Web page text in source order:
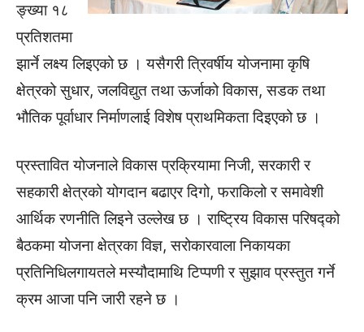
ङ्ख्या १८
प्रतिशतमा
झार्ने लक्ष्य लिइएको छ । यसैगरी त्रिवर्षीय योजनामा कृषि
क्षेत्रको सुधार, जलविद्युत तथा ऊर्जाको विकास, सडक तथा
भौतिक पूर्वाधार निर्माणलाई विशेष प्राथमिकता दिइएको छ ।
प्रस्तावित योजनाले विकास प्रक्रियामा निजी, सरकारी र
सहकारी क्षेत्रको योगदान बढाएर दिगो, फराकिलो र समावेशी
आर्थिक रणनीति लिइने उल्लेख छ । राष्ट्रिय विकास परिषद्को
बैठकमा योजना क्षेत्रका विज्ञ, सरोकारवाला निकायका
प्रतिनिधिलगायतले मस्यौदामाथि टिप्पणी र सुझाव प्रस्तुत गर्ने
क्रम आजा पनि जारी रहने छ ।